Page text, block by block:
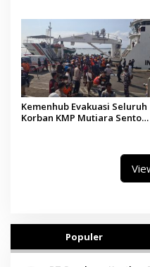
Kemenhub Evakuasi Seluruh
Korban KMP Mutiara Sentosa
Populer